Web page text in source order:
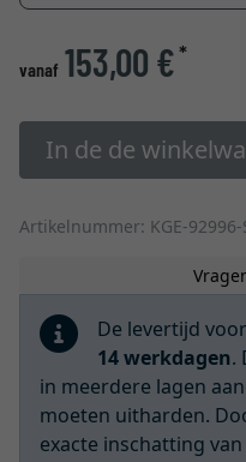
vanaf 153,00 €*
In de de
Artikelnummer: KGE-92996-
De levertijd
14 werkdagen.
in meerdere lagen
moeten uitharden.
exacte inschatting